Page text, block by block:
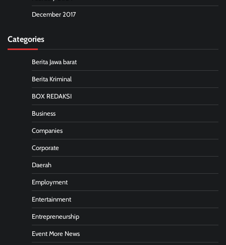
December 2017
Categories
Berita Jawa barat
Berita Kriminal
BOX REDAKSI
Business
Companies
Corporate
Daerah
Employment
Entertainment
Entrepreneurship
Event More News